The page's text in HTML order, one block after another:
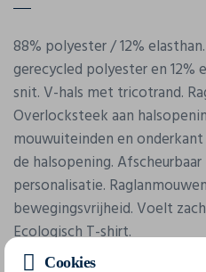
88% polyester / 12%
gerecycled polyester en 12%
snit. V-hals met tricotrand.
Overlocksteek aan
mouwuiteinden en
de halsopening.
personalisatie.
bewegingsvrijheid. Voelt
Ecologisch T-shirt.
Cookies